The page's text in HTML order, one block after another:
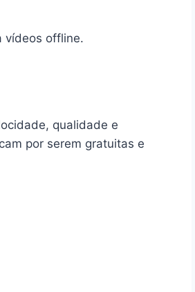
vídeos offline.
qualidade e
por serem gratuitas e